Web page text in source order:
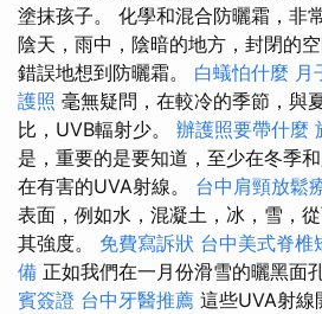
塗抹孩子。 化學和混合防曬霜，非
陰天，雨中，陰暗的地方，封閉的
錯誤地想到防曬霜。 白蟻怕什麼 月
護照 毫無疑問，在較冷的季節，與
比，UVB輻射少。 辦護照要帶什麼
是，重要的是要知道，至少在冬季
在有害的UVA射線。 台中肩頸放鬆
表面，例如水，混凝土，冰，雪，
其強度。 免費寫訴狀 台中美式脊椎
備 正如我們在一月份滑雪的曬黑面
賓簽證 台中牙醫推薦 這些UVA射線